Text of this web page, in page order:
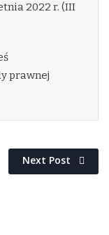
2022 r. (III
prawnej
Next Post